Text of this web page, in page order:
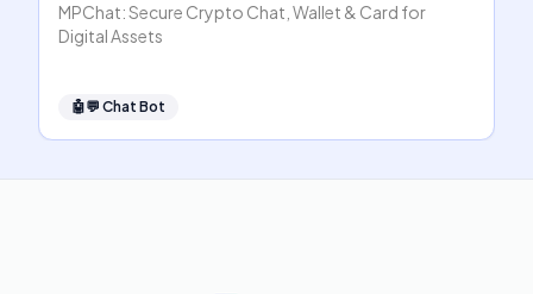
MPChat: Secure Crypto Chat, Wallet & Card for
Digital Assets
🤖💬 Chat Bot